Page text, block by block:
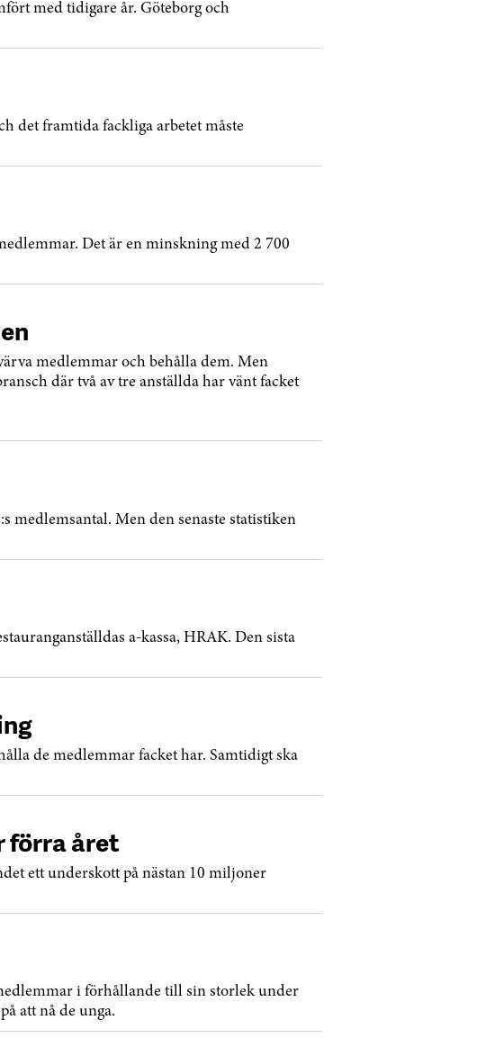
med tidigare år. Göteborg och
det framtida fackliga arbetet måste
Det är en minskning med 2 700
medlemmar och behålla dem. Men
där två av tre anställda har vänt facket
medlemsantal. Men den senaste statistiken
a-kassa, HRAK. Den sista
de medlemmar facket har. Samtidigt ska
förra året
ett underskott på nästan 10 miljoner
i förhållande till sin storlek under
att nå de unga.